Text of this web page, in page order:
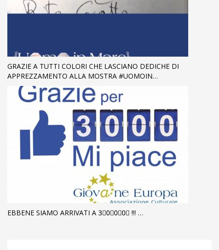
GRAZIE A TUTTI COLORI CHE LASCIANO DEDICHE DI
APPREZZAMENTO ALLA MOSTRA #UOMOIN…
EBBENE SIAMO ARRIVATI A 3⃣0⃣0⃣0⃣ !!! …